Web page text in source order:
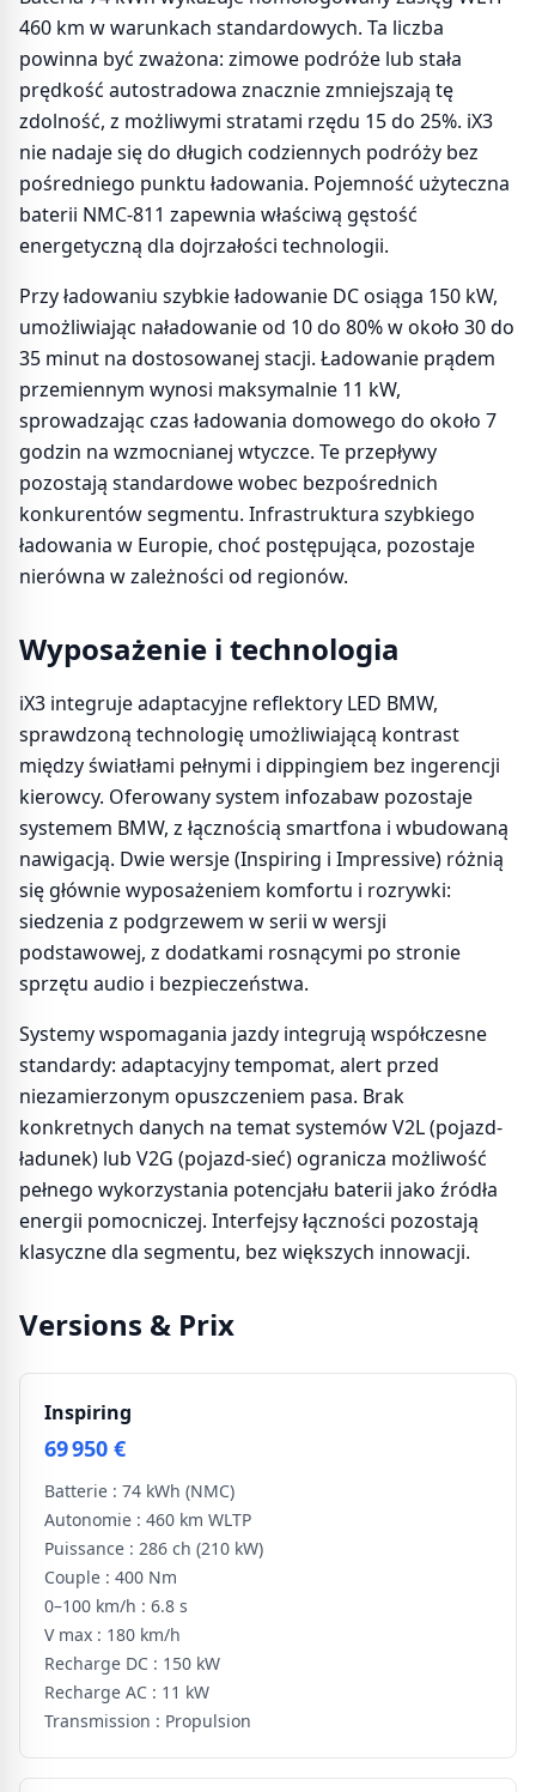
460 km w warunkach standardowych. Ta liczba
powinna być zważona: zimowe podróże lub stała
prędkość autostradowa znacznie zmniejszają tę
zdolność, z możliwymi stratami rzędu 15 do 25%. iX3
nie nadaje się do długich codziennych podróży bez
pośredniego punktu ładowania. Pojemność użyteczna
baterii NMC-811 zapewnia właściwą gęstość
energetyczną dla dojrzałości technologii.
Przy ładowaniu szybkie ładowanie DC osiąga 150 kW,
umożliwiając naładowanie od 10 do 80% w około 30 do
35 minut na dostosowanej stacji. Ładowanie prądem
przemiennym wynosi maksymalnie 11 kW,
sprowadzając czas ładowania domowego do około 7
godzin na wzmocnianej wtyczce. Te przepływy
pozostają standardowe wobec bezpośrednich
konkurentów segmentu. Infrastruktura szybkiego
ładowania w Europie, choć postępująca, pozostaje
nierówna w zależności od regionów.
Wyposażenie i technologia
iX3 integruje adaptacyjne reflektory LED BMW,
sprawdzoną technologię umożliwiającą kontrast
między światłami pełnymi i dippingiem bez ingerencji
kierowcy. Oferowany system infozabaw pozostaje
systemem BMW, z łącznością smartfona i wbudowaną
nawigacją. Dwie wersje (Inspiring i Impressive) różnią
się głównie wyposażeniem komfortu i rozrywki:
siedzenia z podgrzewem w serii w wersji
podstawowej, z dodatkami rosnącymi po stronie
sprzętu audio i bezpieczeństwa.
Systemy wspomagania jazdy integrują współczesne
standardy: adaptacyjny tempomat, alert przed
niezamierzonym opuszczeniem pasa. Brak
konkretnych danych na temat systemów V2L (pojazd-
ładunek) lub V2G (pojazd-sieć) ogranicza możliwość
pełnego wykorzystania potencjału baterii jako źródła
energii pomocniczej. Interfejsy łączności pozostają
klasyczne dla segmentu, bez większych innowacji.
Versions & Prix
Inspiring
69 950 €
Batterie : 74 kWh (NMC)
Autonomie : 460 km WLTP
Puissance : 286 ch (210 kW)
Couple : 400 Nm
0–100 km/h : 6.8 s
V max : 180 km/h
Recharge DC : 150 kW
Recharge AC : 11 kW
Transmission : Propulsion